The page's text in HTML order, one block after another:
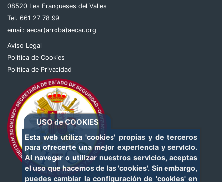
USO de COOKIES
Esta web utiliza 'cookies' propias y de terceros
para ofrecerte una mejor experiencia y servicio.
Al navegar o utilizar nuestros servicios, aceptas
el uso que hacemos de las 'cookies'. Sin embargo,
puedes cambiar la configuración de 'cookies' en
08520 Les Franqueses del Valles
Tel. 661 27 78 99
email: aecar(arroba)aecar.org
Aviso Legal
Politica de Cookies
Politica de Privacidad